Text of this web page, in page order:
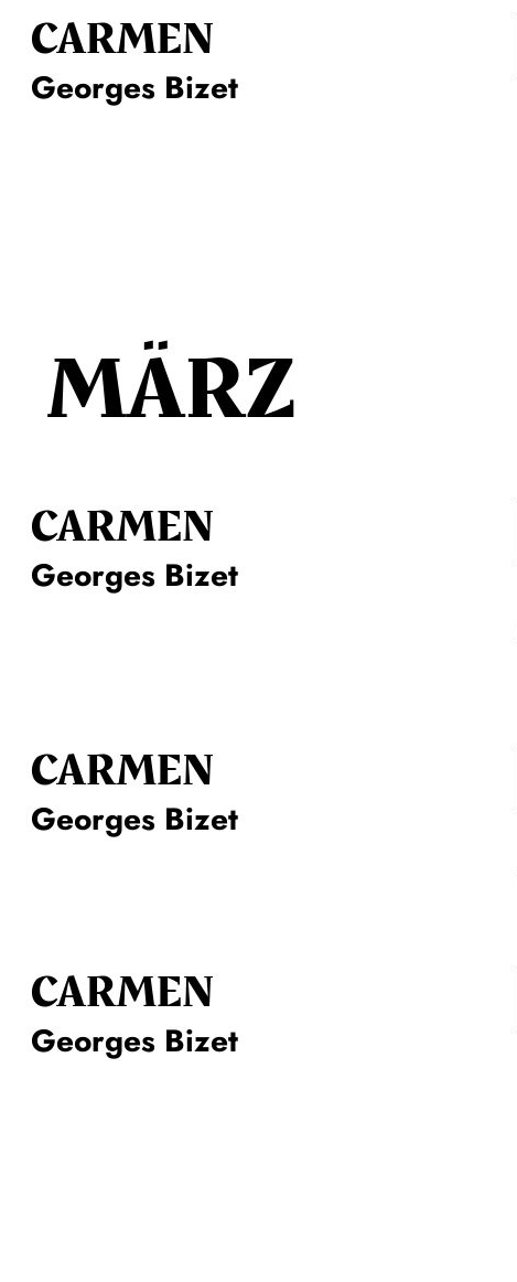
CARMEN
Georges Bizet
MÄRZ
CARMEN
Georges Bizet
CARMEN
Georges Bizet
CARMEN
Georges Bizet